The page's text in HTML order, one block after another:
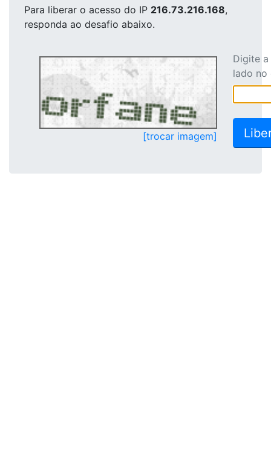
Para liberar o acesso do IP 216.73.216.168,
responda ao desafio abaixo.
[trocar imagem]
Digite
lado no